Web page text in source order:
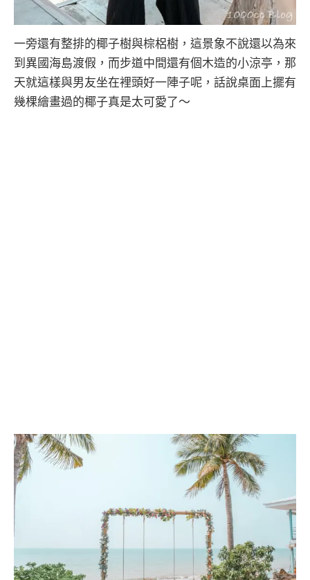
一旁還有整排的椰子樹與棕梠樹，這景象不說還以為來
到異國海島渡假，而步道中間還有個木造的小涼亭，那
天就這樣與男友坐在裡頭好一陣子呢，話說桌面上擺有
幾棵繪畫過的椰子真是太可愛了～